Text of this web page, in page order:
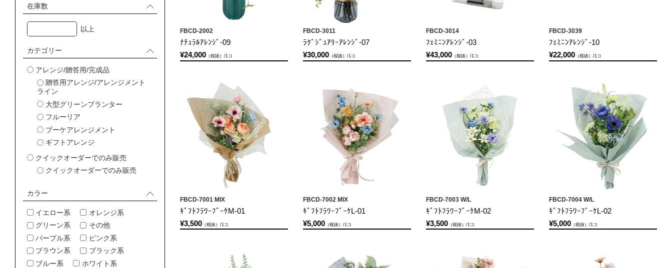
在庫数
以上
カテゴリー
アレンジ/贈答用/完成品
贈答用アレンジ/アレンジメント
ライン
大型グリーンプランター
フルーリア
ブーケアレンジメント
ギフトアレンジ
クイックオーダーでのみ販売
クイックオーダーでのみ販売
カラー
イエロー系
オレンジ系
グリーン系
その他
パープル系
ピンク系
ブラウン系
ブラック系
ブルー系
ホワイト系
FBCD-2002
ﾅﾁｭﾗﾙｱﾚﾝｼﾞ-09
¥24,000 （税抜）/1コ
FBCD-3011
ﾗｸﾞｼﾞｭｱﾘｰｱﾚﾝｼﾞ-07
¥30,000 （税抜）/1コ
FBCD-3014
ﾌｪﾐﾆﾝｱﾚﾝｼﾞ-03
¥43,000 （税抜）/1コ
FBCD-3039
ﾌｪﾐﾆﾝｱﾚﾝｼﾞ-10
¥22,000 （税抜）/1コ
FBCD-7001 MIX
ｷﾞﾌﾄﾌﾗﾜｰﾌﾞｰｹM-01
¥3,500 （税抜）/1コ
FBCD-7002 MIX
ｷﾞﾌﾄﾌﾗﾜｰﾌﾞｰｹL-01
¥5,000 （税抜）/1コ
FBCD-7003 W/L
ｷﾞﾌﾄﾌﾗﾜｰﾌﾞｰｹM-02
¥3,500 （税抜）/1コ
FBCD-7004 W/L
ｷﾞﾌﾄﾌﾗﾜｰﾌﾞｰｹL-02
¥5,000 （税抜）/1コ